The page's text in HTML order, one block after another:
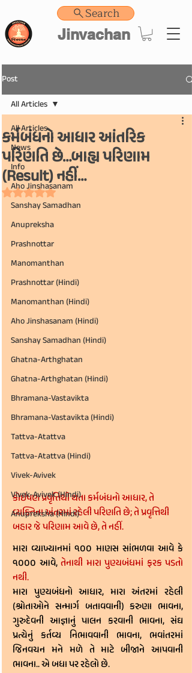
Jinvachan
Search
Post
All Articles
News
Info
Aho Jinshasanam
Sanshay Samadhan
Anupreksha
Prashnottar
Manomanthan
Prashnottar (Hindi)
Manomanthan (Hindi)
Aho Jinshasanam (Hindi)
Sanshay Samadhan (Hindi)
Ghatna-Arthghatan
Ghatna-Arthghatan (Hindi)
Bhramana-Vastavikta
Bhramana-Vastavikta (Hindi)
Tattva-Atattva
Tattva-Atattva (Hindi)
Vivek-Avivek
Vivek-Avivek (Hindi)
Anupreksha (Hindi)
All Articles
કર્મબંધનો આધાર આંતરિક
પરિણતિ છે…બાહ્ય પરિણામ
(Result) નહીં…
Rated NaN out of 5 stars.
કોઇપણ પ્રવૃત્તિથી થતા કર્મબંધનો આધાર, તે
વ્યક્તિના અંતરમાં રહેલી પરિણતિ છે; તે પ્રવૃત્તિથી
બહાર જે પરિણામ આવે છે, તે નહીં.
મારા વ્યાખ્યાનમાં ૧૦૦ માણસ સાંભળવા આવે કે
૧૦૦૦ આવે, તેનાથી મારા પુણ્યબંધમાં ફરક પડતો
નથી.
મારા પુણ્યબંધનો આધાર, મારા અંતરમાં રહેલી
(શ્રોતાઓને સન્માર્ગ બતાવવાની) કરુણા ભાવના,
ગુરુદેવની આજ્ઞાનું પાલન કરવાની ભાવના, સંઘ
પ્રત્યેનું કર્તવ્ય નિભાવવાની ભાવના, ભવાંતરમાં
જિનવચન મને મળે તે માટે બીજાને આપવાની
ભાવના.. એ બધા પર રહેલો છે.